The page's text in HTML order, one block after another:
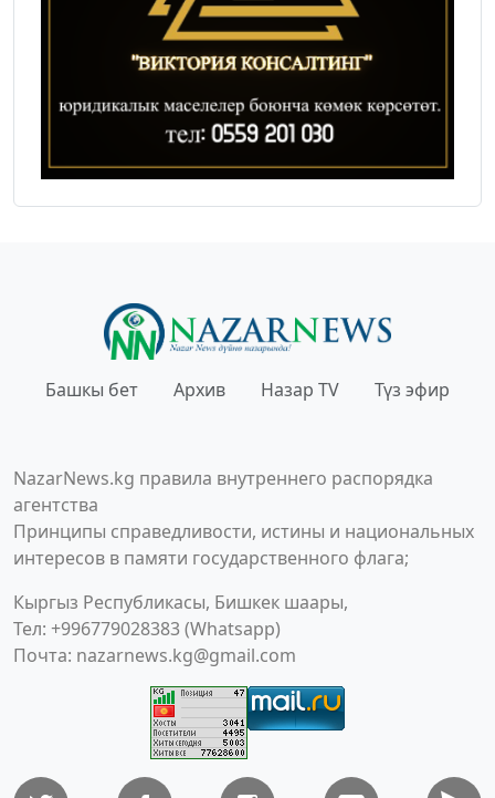
Башкы бет Архив Назар TV Түз эфир
NazarNews.kg правила внутреннего распорядка
агентства
Принципы справедливости, истины и национальных
интересов в памяти государственного флага;
Кыргыз Республикасы, Бишкек шаары,
Тел: +996779028383 (Whatsapp)
Почта: nazarnews.kg@gmail.com